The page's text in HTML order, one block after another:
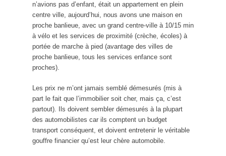
n’avions pas d’enfant, était un appartement en plein
centre ville, aujourd’hui, nous avons une maison en
proche banlieue, avec un grand centre-ville à 10/15 min
à vélo et les services de proximité (crèche, écoles) à
portée de marche à pied (avantage des villes de
proche banlieue, tous les services enfance sont
proches).
Les prix ne m’ont jamais semblé démesurés (mis à
part le fait que l’immobilier soit cher, mais ça, c’est
partout). Ils doivent sembler démesurés à la plupart
des automobilistes car ils comptent un budget
transport conséquent, et doivent entretenir le véritable
gouffre financier qu’est leur chère automobile.